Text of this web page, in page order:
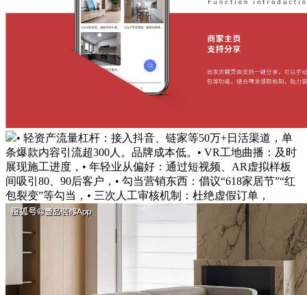
• 轻资产流量杠杆：接入抖音、链家等50万+日活渠道，单
条爆款内容引流超300人。品牌成本低。• VR工地曲播：及时
展现施工进度，• 年轻业从偏好：通过短视频、AR虚拟样板
间吸引80、90后客户，• 勾当营销东西：倡议“618家居节”“红
包裂变”等勾当，• 三次人工审核机制：杜绝虚假订单，